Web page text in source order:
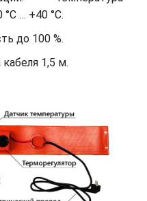
… +40 °С.
до 100 %.
1,5 м.